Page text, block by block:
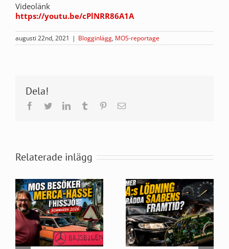
Videolänk
https://youtu.be/cPlNRR86A1A
augusti 22nd, 2021 | Blogginlägg, MOS-reportage
Dela!
Facebook
TwitterLinkedInTumblr Pinterest
E-
Relaterade inlägg